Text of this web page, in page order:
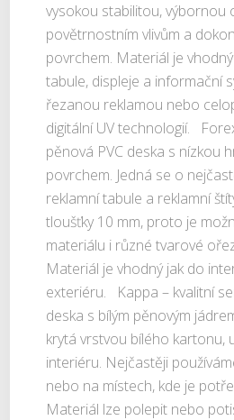
vysokou stabilitou, výbornou
povětrnostním vlivům a
povrchem. Materiál je
tabule, displeje a informační
řezanou reklamou nebo
digitální UV technologií.
pěnová PVC deska s nízkou
povrchem. Jedná se o
reklamní tabule a reklamní
tloušťky 10 mm, proto je
materiálu i různé tvarové
Materiál je vhodný jak do
exteriéru. Kappa – kvalitní
deska s bílým pěnovým
krytá vrstvou bílého kartonu,
interiéru. Nejčastěji
nebo na místech, kde je
Materiál lze polepit nebo